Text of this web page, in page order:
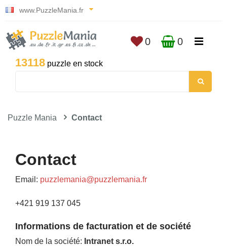
www.PuzzleMania.fr
13118 puzzle en stock
0 0
Puzzle Mania Contact
Contact
Email: puzzlemania@puzzlemania.fr
+421 919 137 045
Informations de facturation et de société
Nom de la société: Intranet s.r.o.